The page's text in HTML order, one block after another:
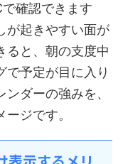
確認できます
が起きやすい面が
ると、朝の支度中
で予定が目に入り
ダーの強みを、
ジです。